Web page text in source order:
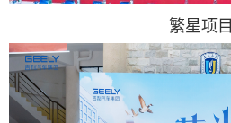
繁星项目